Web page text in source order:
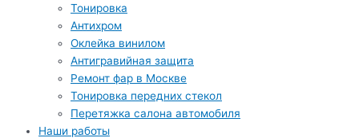
Тонировка
Антихром
Оклейка винилом
Антигравийная защита
Ремонт фар в Москве
Тонировка передних стекол
Перетяжка салона автомобиля
Наши работы